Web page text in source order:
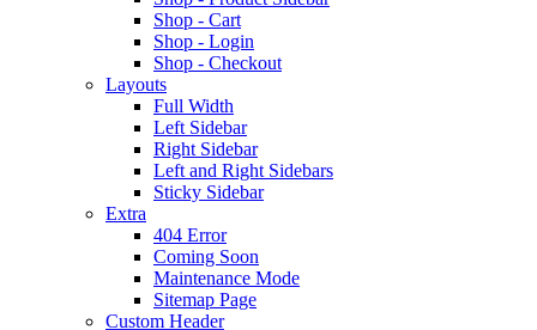
Shop - Cart
Shop - Login
Shop - Checkout
Layouts
Full Width
Left Sidebar
Right Sidebar
Left and Right Sidebars
Sticky Sidebar
Extra
404 Error
Coming Soon
Maintenance Mode
Sitemap Page
Custom Header